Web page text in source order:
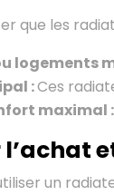
que les
logements
:Ces
maximal :
l’achat
un